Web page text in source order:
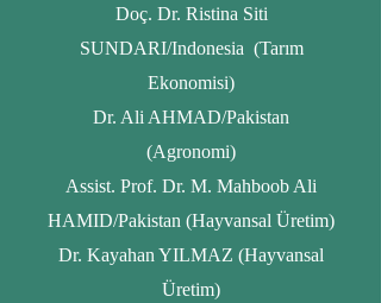
Doç. Dr. Ristina Siti
SUNDARI/Indonesia (Tarım
Ekonomisi)
Dr. Ali AHMAD/Pakistan
(Agronomi)
Assist. Prof. Dr. M. Mahboob Ali
HAMID/Pakistan (Hayvansal Üretim)
Dr. Kayahan YILMAZ (Hayvansal
Üretim)